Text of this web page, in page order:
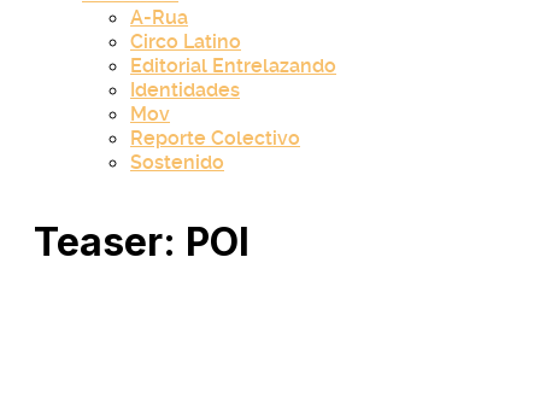
A-Rua
Circo Latino
Editorial Entrelazando
Identidades
Mov
Reporte Colectivo
Sostenido
Teaser: POI